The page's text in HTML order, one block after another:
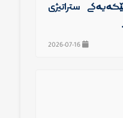
ستراتیژی
2026-07-16